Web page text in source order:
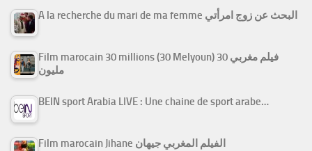
A la recherche du mari de ma femme البحث عن زوج امرأتي
Film marocain 30 millions (30 Melyoun) فيلم مغربي 30
مليون
BEIN sport Arabia LIVE : Une chaine de sport arabe…
Film marocain Jihane الفيلم المغربي جيهان